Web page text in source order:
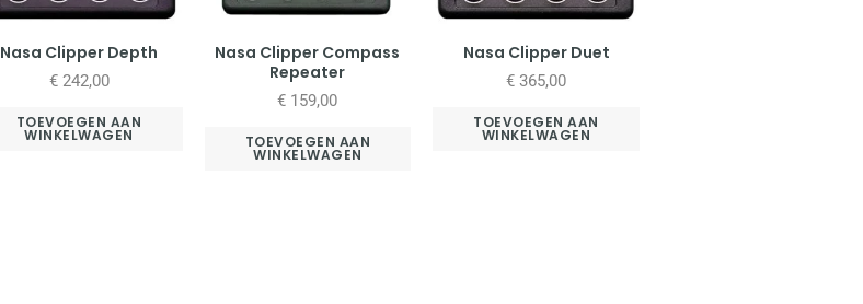
Nasa Clipper Depth
€242,00
TOEVOEGEN AAN
WINKELWAGEN
Nasa Clipper Compass
Repeater
€ 159,00
TOEVOEGEN AAN
WINKELWAGEN
Nasa Clipper Duet
€ 365,00
TOEVOEGEN AAN
WINKELWAGEN